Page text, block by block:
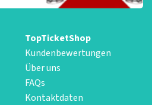
TopTicketShop
Kundenbewertungen
Über uns
FAQs
Kontaktdaten